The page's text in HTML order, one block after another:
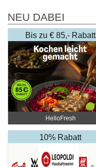
NEU DABEI
Bis zu € 85,- Rabatt
HelloFresh
10% Rabatt